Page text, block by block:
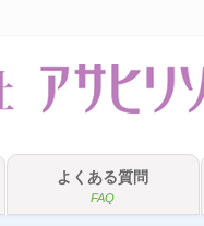
よくある質問
FAQ